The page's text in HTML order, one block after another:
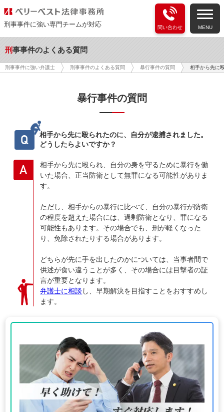
刑事事件に強い専門チームが対応 問い合わせ MENU
刑事事件のよくある質問
刑事事件に強い弁護士 刑事事件のよくある質問 暴行事件の質問 相手から先に
暴行事件の質問
Q
相手から先に殴られたのに、自分が逮捕されました。
どうしたらよいですか？
A
相手から先に殴られ、自分の身を守るために暴行を働
いた場合、正当防衛として無罪になる可能性がありま
す。
ただし、相手からの暴行に比べて、自分の暴行が防衛
の程度を超えた場合には、過剰防衛となり、罪になる
可能性もあります。その場合でも、刑が軽くなった
り、免除されたりする場合があります。
どちらが先に手を出したのかについては、当事者間で
供述が食い違うことが多く、その場合には目撃者の証
言が重要となります。
弁護士に相談 し、早期解決を目指すことをおすすめし
ます。